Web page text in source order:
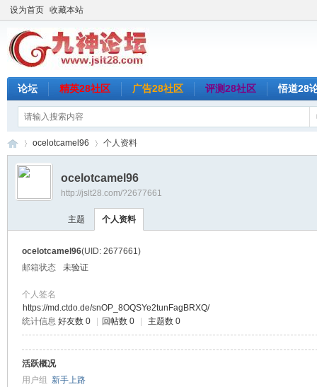
设为首页 收藏本站
论坛 精英28社区 广告28社区 评测28社区 悟道28
›
ocelotcamel96 个人资料
ocelotcamel96
http://jslt28.com/?2677661
主题 个人资料
ocelotcamel96(UID: 2677661)
邮箱状态
未验证
个人签名
https://md.ctdo.de/snOP_8OQSYe2tunFagBRXQ/
统计信息 好友数 0 回帖数 0 主题数 0
活跃概况
用户组 新手上路